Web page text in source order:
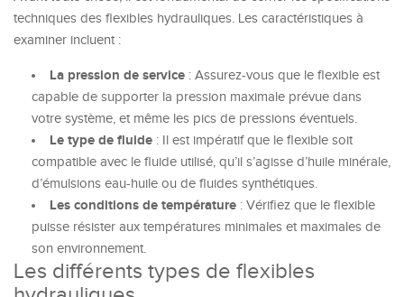
techniques des flexibles hydrauliques. Les caractéristiques à
examiner incluent :
La pression de service : Assurez-vous que le flexible est
capable de supporter la pression maximale prévue dans
votre système, et même les pics de pressions éventuels.
Le type de fluide : Il est impératif que le flexible soit
compatible avec le fluide utilisé, qu’il s’agisse d’huile minérale,
d’émulsions eau-huile ou de fluides synthétiques.
Les conditions de température : Vérifiez que le flexible
puisse résister aux températures minimales et maximales de
son environnement.
Les différents types de flexibles